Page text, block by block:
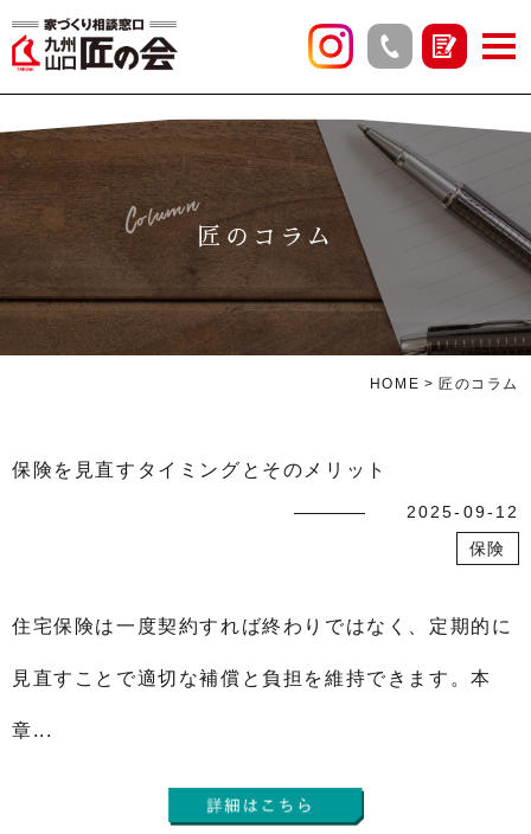
匠のコラム
Column
HOME 匠のコラム
保険を見直すタイミングとそのメリット
2025-09-12
保険
住宅保険は一度契約すれば終わりではなく、定期的に
見直すことで適切な補償と負担を維持できます。本
章...